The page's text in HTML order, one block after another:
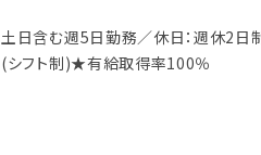
土日含む週5日勤務／休日：週休2日
(シフト制)★有給取得率100％